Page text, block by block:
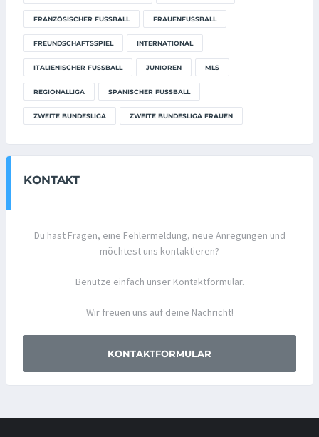
FRANZÖSISCHER FUSSBALL FRAUENFUSSBALL
FREUNDSCHAFTSSPIEL INTERNATIONAL
ITALIENISCHER FUSSBALL JUNIOREN MLS
REGIONALLIGA SPANISCHER FUSSBALL
ZWEITE BUNDESLIGA ZWEITE BUNDESLIGA FRAUEN
KONTAKT
Du hast Fragen, eine Fehlermeldung, neue Anregungen und
möchtest uns kontaktieren?
Benutze einfach unser Kontaktformular.
Wir freuen uns auf deine Nachricht!
KONTAKTFORMULAR